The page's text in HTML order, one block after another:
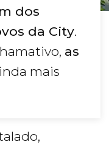
dos
da City.
as
mais